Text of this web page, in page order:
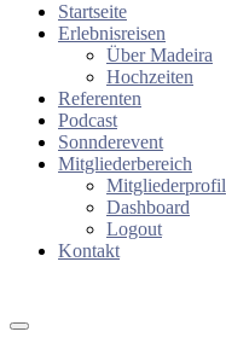
Startseite
Erlebnisreisen
Über Madeira
Hochzeiten
Referenten
Podcast
Sonnderevent
Mitgliederbereich
Mitgliederprofil
Dashboard
Logout
Kontakt